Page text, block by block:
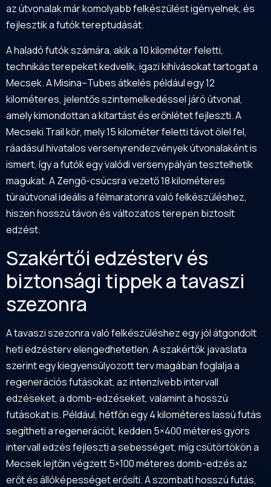
az útvonalak már komolyabb felkészülést igényelnek, és
fejlesztik a futók tereptudását.
A haladó futók számára, akik a 10 kilométer feletti,
technikás terepeket kedvelik, igazi kihívásokat tartogat a
Mecsek. A Misina–Tubes átkelés például egy 12
kilométeres, jelentős szintemelkedéssel járó útvonal,
amely kimondottan a kitartást és erőnlétet fejleszti. A
Mecseki Trail kör, mely 15 kilométer feletti távot ölel fel,
ráadásul hivatalos versenyrendezvények útvonalaként is
ismert, így a futók egy valódi versenypályán tesztelhetik
magukat. A Zengő-csúcsra vezető 18 kilométeres
túraútvonal ideális a félmaratonra való felkészüléshez,
hiszen hosszú távon és változatos terepen biztosít
edzést.
Szakértői edzésterv és
biztonsági tippek a tavaszi
szezonra
A tavaszi szezonra való felkészüléshez egy jól átgondolt
heti edzésterv elengedhetetlen. A szakértők javaslata
szerint egy kiegyensúlyozott terv magában foglalja a
regenerációs futásokat, az intenzívebb intervall
edzéseket, a domb-edzéseket, valamint a hosszú
futásokat is. Például, hétfőn egy 4 kilométeres lassú futás
segítheti a regenerációt, kedden 5×400 méteres gyors
intervall edzés fejleszti a sebességet, míg csütörtökön a
Mecsek lejtőin végzett 5×100 méteres domb-edzés az
erőt és állóképességet erősíti. A szombati hosszú futás,